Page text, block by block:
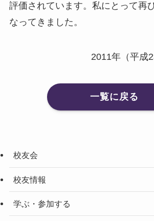
評価されています。私にとって再
なってきました。
2011年（平成
一覧に戻る
校友会
校友情報
学ぶ・参加する